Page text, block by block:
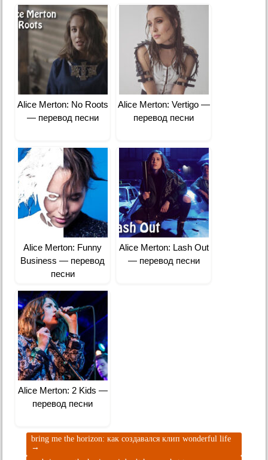
Alice Merton: No Roots
— перевод песни
Alice Merton: Vertigo —
перевод песни
Alice Merton: Funny
Business — перевод
песни
Alice Merton: Lash Out
— перевод песни
Alice Merton: 2 Kids —
перевод песни
bring me the horizon: как создавался клип wonderful life
→